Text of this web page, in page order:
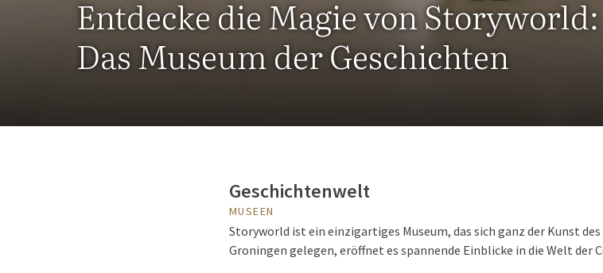
Entdecke die Magie von Storyworld:
Das Museum der Geschichten
Geschichtenwelt
MUSEEN
Storyworld ist ein einzigartiges Museum, das sich ganz der Kunst
Groningen gelegen, eröffnet es spannende Einblicke in die Welt der